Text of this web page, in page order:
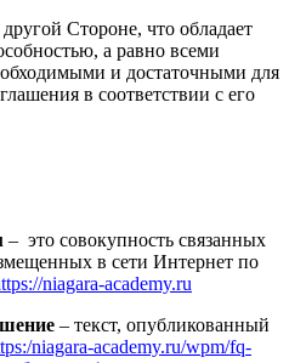
Стороне, что обладает
а равно всеми
и достаточными для
в соответствии с его
– это совокупность связанных
в сети Интернет по
niagara-academy.ru
– текст, опубликованный
niagara-academy.ru/wpm/fq-